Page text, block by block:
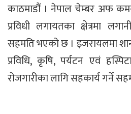
काठमाडौं । नेपाल चेम्बर अफ
प्रविधी लगायतका क्षेत्रमा
सहमति भएको छ । इजरायलमा
प्रविधि, कृषि, पर्यटन एवं
रोजगारीका लागि सहकार्य गर्ने